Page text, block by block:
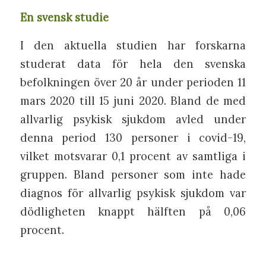
En svensk studie
I den aktuella studien har forskarna
studerat data för hela den svenska
befolkningen över 20 år under perioden 11
mars 2020 till 15 juni 2020. Bland de med
allvarlig psykisk sjukdom avled under
denna period 130 personer i covid-19,
vilket motsvarar 0,1 procent av samtliga i
gruppen. Bland personer som inte hade
diagnos för allvarlig psykisk sjukdom var
dödligheten knappt hälften på 0,06
procent.